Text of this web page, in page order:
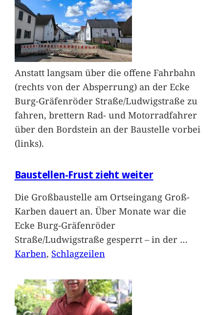
Anstatt langsam über die offene Fahrbahn
(rechts von der Absperrung) an der Ecke
Burg-Gräfenröder Straße/Ludwigstraße zu
fahren, brettern Rad- und Motorradfahrer
über den Bordstein an der Baustelle vorbei
(links).
Baustellen-Frust zieht weiter
Die Großbaustelle am Ortseingang Groß-
Karben dauert an. Über Monate war die
Ecke Burg-Gräfenröder
Straße/Ludwigstraße gesperrt – in der …
Karben, Schlagzeilen